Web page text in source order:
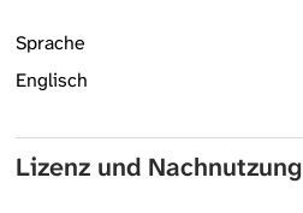
Sprache
Englisch
Lizenz und Nachnutzung